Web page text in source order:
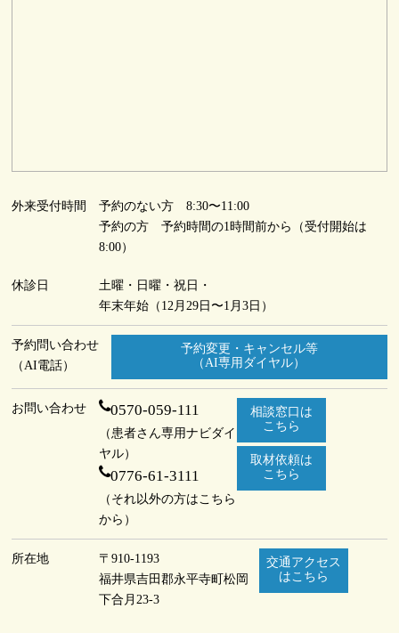
外来受付時間
予約のない方 8:30〜11:00
予約の方 予約時間の1時間前から（受付開始は
8:00）
休診日
土曜・日曜・祝日・
年末年始（12月29日〜1月3日）
予約問い合わせ
（AI電話）
予約変更・キャンセル等
（AI専用ダイヤル）
お問い合わせ 0570-059-111
（患者さん専用ナビダイ
ヤル）
0776-61-3111
（それ以外の方はこちら
から）
相談窓口は
こちら
取材依頼は
こちら
所在地
〒910-1193
福井県吉田郡永平寺町松岡
下合月23-3
交通アクセス
はこちら